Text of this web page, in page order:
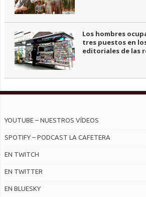
Los hombres
tres puestos en
editoriales de las
YOUTUBE – NUESTROS VÍDEOS
SPOTIFY – PODCAST LA CAFETERA
EN TWITCH
EN TWITTER
EN BLUESKY